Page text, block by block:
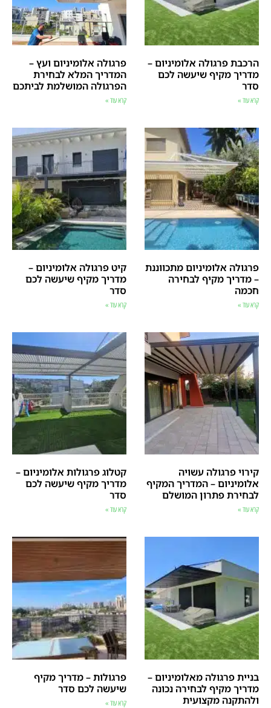
הרכבת פרגולה אלומיניום –
מדריך מקיף שיעשה לכם
סדר
קרא עוד »
פרגולה אלומיניום ועץ –
המדריך המלא לבחירת
הפרגולה המושלמת לביתכם
קרא עוד »
פרגולה אלומיניום מתכווננת
– מדריך מקיף לבחירה
חכמה
קרא עוד »
קיט פרגולה אלומיניום –
מדריך מקיף שיעשה לכם
סדר
קרא עוד »
קירוי פרגולה עשויה
אלומיניום – המדריך המקיף
לבחירת פתרון המושלם
קרא עוד »
קטלוג פרגולות אלומיניום –
מדריך מקיף שיעשה לכם
סדר
קרא עוד »
בניית פרגולה מאלומיניום –
מדריך מקיף לבחירה נכונה
ולהתקנה מקצועית
פרגולות – מדריך מקיף
שיעשה לכם סדר
קרא עוד »